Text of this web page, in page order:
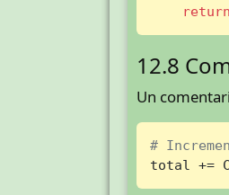
return
12.8
Un
#
total +=